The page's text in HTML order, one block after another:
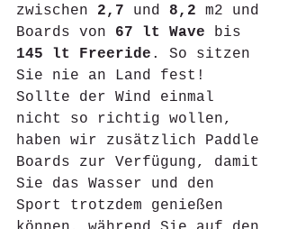
zwischen 2,7 und 8,2 m2 und
Boards von 67 lt Wave bis
145 lt Freeride . So sitzen
Sie nie an Land fest!
Sollte der Wind einmal
nicht so richtig wollen,
haben wir zusätzlich Paddle
Boards zur Verfügung, damit
Sie das Wasser und den
Sport trotzdem genießen